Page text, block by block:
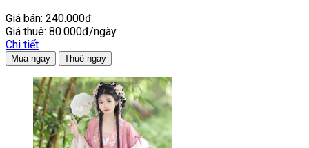
Giá bán: 240.000đ
Giá thuê: 80.000đ/ngày
Chi tiết
Mua ngay Thuê ngay